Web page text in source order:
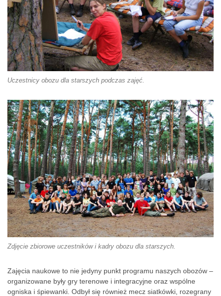
Uczestnicy obozu dla starszych podczas zajęć.
Zdjęcie zbiorowe uczestników i kadry obozu dla starszych.
Zajęcia naukowe to nie jedyny punkt programu naszych obozów –
organizowane były gry terenowe i integracyjne oraz wspólne
ogniska i śpiewanki. Odbył się również mecz siatkówki, rozegrany